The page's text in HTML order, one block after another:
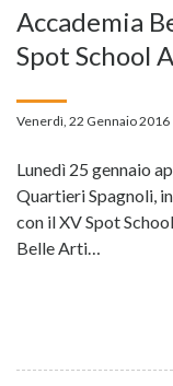
Accademia
Spot School
Venerdì, 22 Gennaio 2016
Lunedì 25 gennaio
Quartieri Spagnoli,
con il XV Spot
Belle Arti…